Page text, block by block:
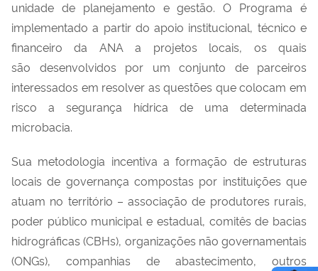
unidade de planejamento e gestão. O Programa é
implementado a partir do apoio institucional, técnico e
financeiro da ANA a projetos locais, os quais
são desenvolvidos por um conjunto de parceiros
interessados em resolver as questões que colocam em
risco a segurança hídrica de uma determinada
microbacia.
Sua metodologia incentiva a formação de estruturas
locais de governança compostas por instituições que
atuam no território – associação de produtores rurais,
poder público municipal e estadual, comitês de bacias
hidrográficas (CBHs), organizações não governamentais
(ONGs), companhias de abastecimento, outros